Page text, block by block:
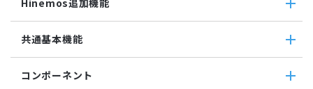
JMX監視
SQL監視
SNMPTRAP監視
SNMP監視
HTTPシナリオ監視
ジョブ連携送信ジョブ
ファイルチェックジョブ
監視ジョブ
承認ジョブ
インシデント管理連携ツール
Grafana
ユーティリティ機能
レポーティング
ノードマップ
Hinemosインシデントダッシュボード
メッセージフィルタ
Hinemosセキュリティオプション
共通基本機能
セルフチェック
コンポーネント